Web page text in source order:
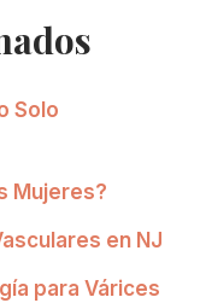
Solo
Mujeres?
en NJ
para Várices